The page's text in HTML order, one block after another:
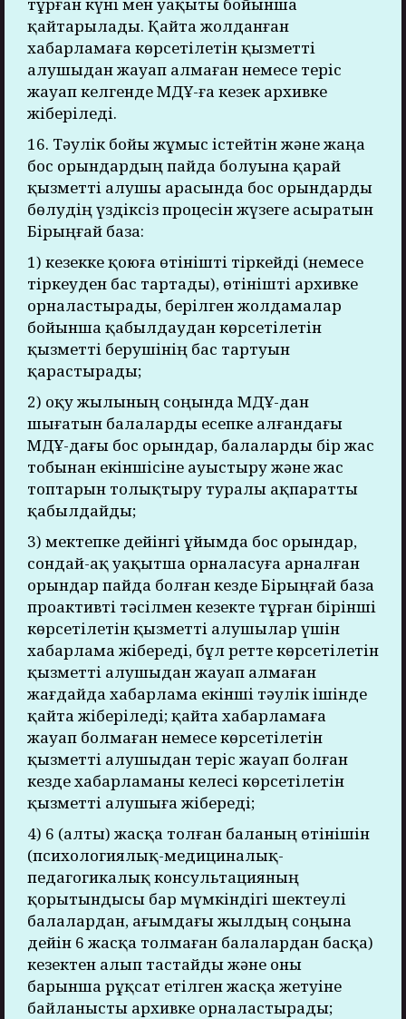
қайтарылады. Қайта жолданған
хабарламаға көрсетілетін қызметті
алушыдан жауап алмаған немесе теріс
жауап келгенде МДҰ-ға кезек архивке
жіберіледі.
16. Тәулік бойы жұмыс істейтін және жаңа
бос орындардың пайда болуына қарай
қызметті алушы арасында бос орындарды
бөлудің үздіксіз процесін жүзеге асыратын
Бірыңғай база:
1) кезекке қоюға өтінішті тіркейді (немесе
тіркеуден бас тартады), өтінішті архивке
орналастырады, берілген жолдамалар
бойынша қабылдаудан көрсетілетін
қызметті берушінің бас тартуын
қарастырады;
2) оқу жылының соңында МДҰ-дан
шығатын балаларды есепке алғандағы
МДҰ-дағы бос орындар, балаларды бір жас
тобынан екіншісіне ауыстыру және жас
топтарын толықтыру туралы ақпаратты
қабылдайды;
3) мектепке дейінгі ұйымда бос орындар,
сондай-ақ уақытша орналасуға арналған
орындар пайда болған кезде Бірыңғай база
проактивті тәсілмен кезекте тұрған бірінші
көрсетілетін қызметті алушылар үшін
хабарлама жібереді, бұл ретте көрсетілетін
қызметті алушыдан жауап алмаған
жағдайда хабарлама екінші тәулік ішінде
қайта жіберіледі; қайта хабарламаға
жауап болмаған немесе көрсетілетін
қызметті алушыдан теріс жауап болған
кезде хабарламаны келесі көрсетілетін
қызметті алушыға жібереді;
4) 6 (алты) жасқа толған баланың өтінішін
(психологиялық-медициналық-
педагогикалық консультацияның
қорытындысы бар мүмкіндігі шектеулі
балалардан, ағымдағы жылдың соңына
дейін 6 жасқа толмаған балалардан басқа)
кезектен алып тастайды және оны
барынша рұқсат етілген жасқа жетуіне
байланысты архивке орналастырады;